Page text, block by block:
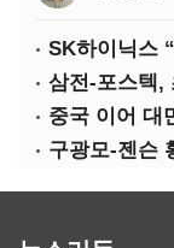
중국 이어 대